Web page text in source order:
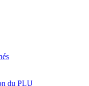
du PLU